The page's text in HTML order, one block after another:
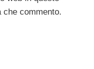
che commento.